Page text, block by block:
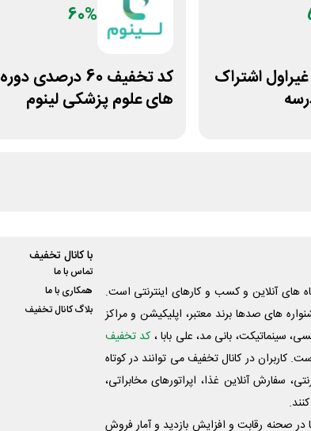
50% غیراول اشتراک
60%
کد تخفیف 60 درصدی دوره
های علوم پزشکی لینوم
های آنلاین و کسب و‌ کارهای اینترنتی است.
های صدها برند معتبر، اپلیکیشن و مراکز
سینماتیکت، بانی مد، علی‌ بابا ، کد تخفیف
کاربران در کانال تخفیف می توانند در کوتاه
سفارش آنلاین غذا، اپراتورهای مخابراتی،
در صحنه رقابت و افزایش بازدید و آمار فروش
با کانال تخفیف
تماس با ما
همکاری با ما
بلاگ کانال تخفیف